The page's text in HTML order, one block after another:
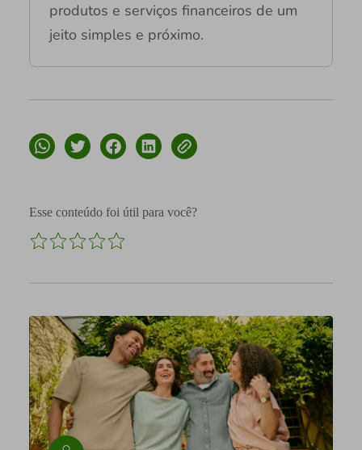
produtos e serviços financeiros de um
jeito simples e próximo.
Esse conteúdo foi útil para você?